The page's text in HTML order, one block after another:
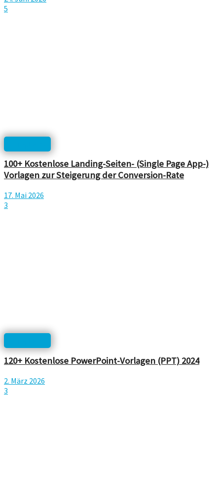
5
100+ Kostenlose Landing-Seiten- (Single Page App-)
Vorlagen zur Steigerung der Conversion-Rate
17. Mai 2026
3
120+ Kostenlose PowerPoint-Vorlagen (PPT) 2024
2. März 2026
3